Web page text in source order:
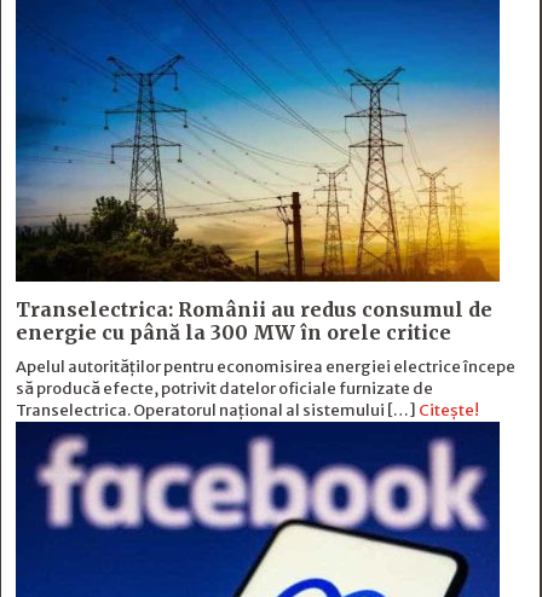
Transelectrica: Românii au redus consumul de
energie cu până la 300 MW în orele critice
Apelul autorităților pentru economisirea energiei electrice începe
să producă efecte, potrivit datelor oficiale furnizate de
Transelectrica. Operatorul național al sistemului […] Citește!